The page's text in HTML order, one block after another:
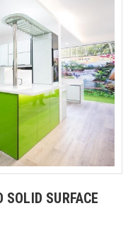
SURFACE